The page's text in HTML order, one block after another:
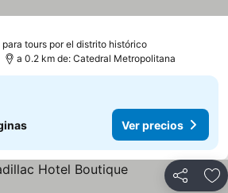
tours por el distrito histórico
a 0.2 km de: Catedral Metropolitana
Ver precios
Compartir